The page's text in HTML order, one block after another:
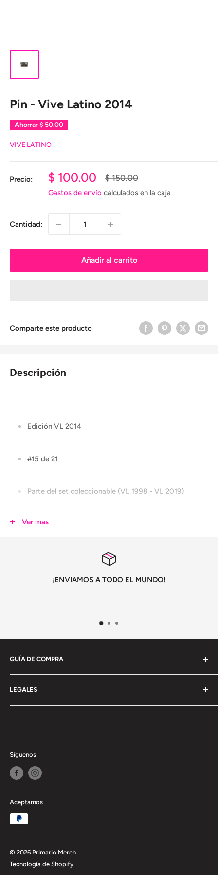
Pin - Vive Latino 2014
Ahorrar$ 50.00
VIVE LATINO
Precio:
Precio
de
$ 100.00
Precio
$ 150.00
Gastos de envío calculados en la caja
Cantidad:
Añadir al carrito
Comparte este producto
Descripción
Edición VL 2014
#15 de 21
Parte del set coleccionable (VL 1998 - VL 2019)
Pin metálico
Ver mas
¡ENVIAMOS A TODO EL MUNDO!
GUÍA DE COMPRA
Información General
Envío
Pagos y devoluciones
LEGALES
Terminos y condiciones
Síguenos
Aceptamos
© 2026 Primario Merch
Tecnología de Shopify